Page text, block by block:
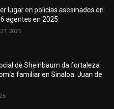
lugar en policías asesinados en
agentes en 2025
2025
de Sheinbaum da fortaleza
familiar en Sinaloa: Juan de